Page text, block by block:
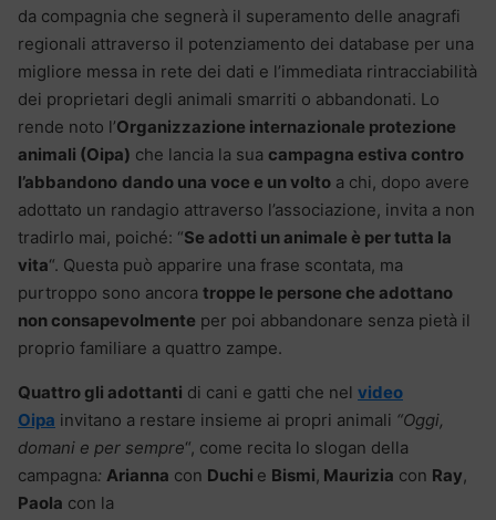
da compagnia che segnerà il superamento delle anagrafi
regionali attraverso il potenziamento dei database per una
migliore messa in rete dei dati e l’immediata rintracciabilità
dei proprietari degli animali smarriti o abbandonati. Lo
rende noto l’Organizzazione internazionale protezione
animali (Oipa) che lancia la sua campagna estiva contro
l’abbandono dando una voce e un volto a chi, dopo avere
adottato un randagio attraverso l’associazione, invita a non
tradirlo mai, poiché: “Se adotti un animale è per tutta la
vita“. Questa può apparire una frase scontata, ma
purtroppo sono ancora troppe le persone che adottano
non consapevolmente per poi abbandonare senza pietà il
proprio familiare a quattro zampe.
Quattro gli adottanti di cani e gatti che nel video
Oipa invitano a restare insieme ai propri animali “Oggi,
domani e per sempre“, come recita lo slogan della
campagna: Arianna con Duchi e Bismi, Maurizia con Ray,
Paola con la